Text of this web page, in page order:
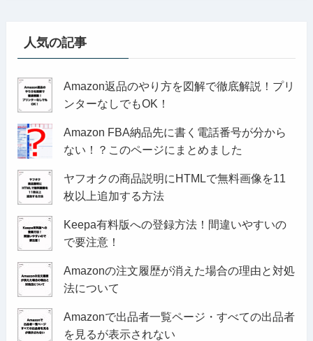
人気の記事
Amazon返品のやり方を図解で徹底解説！プリ
ンターなしでもOK！
Amazon FBA納品先に書く電話番号が分から
ない！？このページにまとめました
ヤフオクの商品説明にHTMLで無料画像を11
枚以上追加する方法
Keepa有料版への登録方法！間違いやすいの
で要注意！
Amazonの注文履歴が消えた場合の理由と対処
法について
Amazonで出品者一覧ページ・すべての出品者
を見るが表示されない